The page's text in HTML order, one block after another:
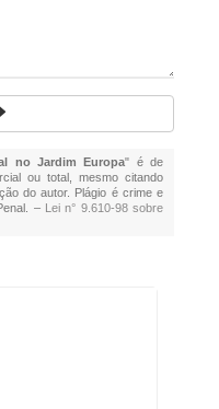
no Jardim Europa" é de
ou total, mesmo citando
do autor. Plágio é crime e
– Lei n° 9.610-98 sobre